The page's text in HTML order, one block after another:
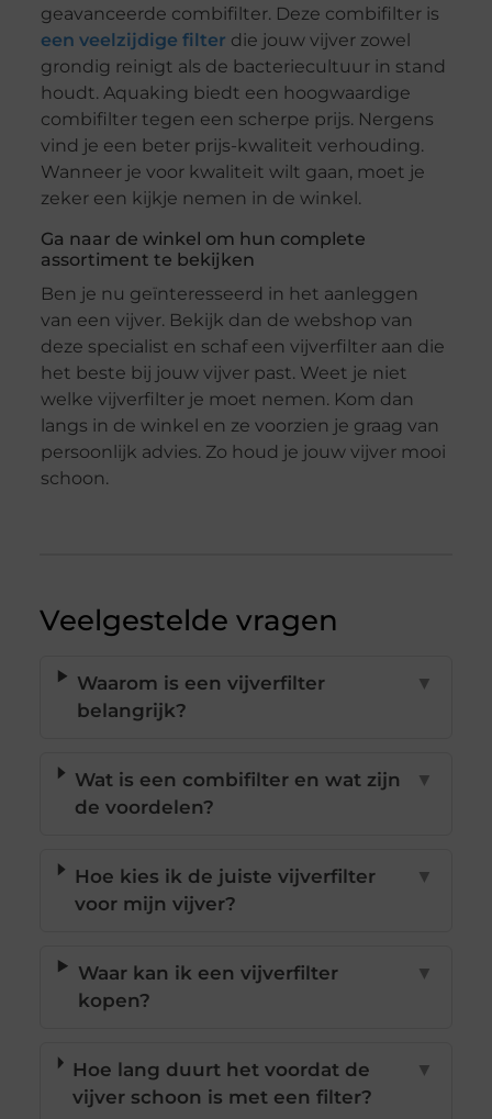
geavanceerde combifilter. Deze combifilter is
een veelzijdige filter die jouw vijver zowel
grondig reinigt als de bacteriecultuur in stand
houdt. Aquaking biedt een hoogwaardige
combifilter tegen een scherpe prijs. Nergens
vind je een beter prijs-kwaliteit verhouding.
Wanneer je voor kwaliteit wilt gaan, moet je
zeker een kijkje nemen in de winkel.
Ga naar de winkel om hun complete
assortiment te bekijken
Ben je nu geïnteresseerd in het aanleggen
van een vijver. Bekijk dan de webshop van
deze specialist en schaf een vijverfilter aan die
het beste bij jouw vijver past. Weet je niet
welke vijverfilter je moet nemen. Kom dan
langs in de winkel en ze voorzien je graag van
persoonlijk advies. Zo houd je jouw vijver mooi
schoon.
Veelgestelde vragen
Waarom is een vijverfilter
belangrijk?
▼
Wat is een combifilter en wat zijn
de voordelen?
▼
Hoe kies ik de juiste vijverfilter
voor mijn vijver?
▼
Waar kan ik een vijverfilter
kopen?
▼
Hoe lang duurt het voordat de
vijver schoon is met een filter?
▼